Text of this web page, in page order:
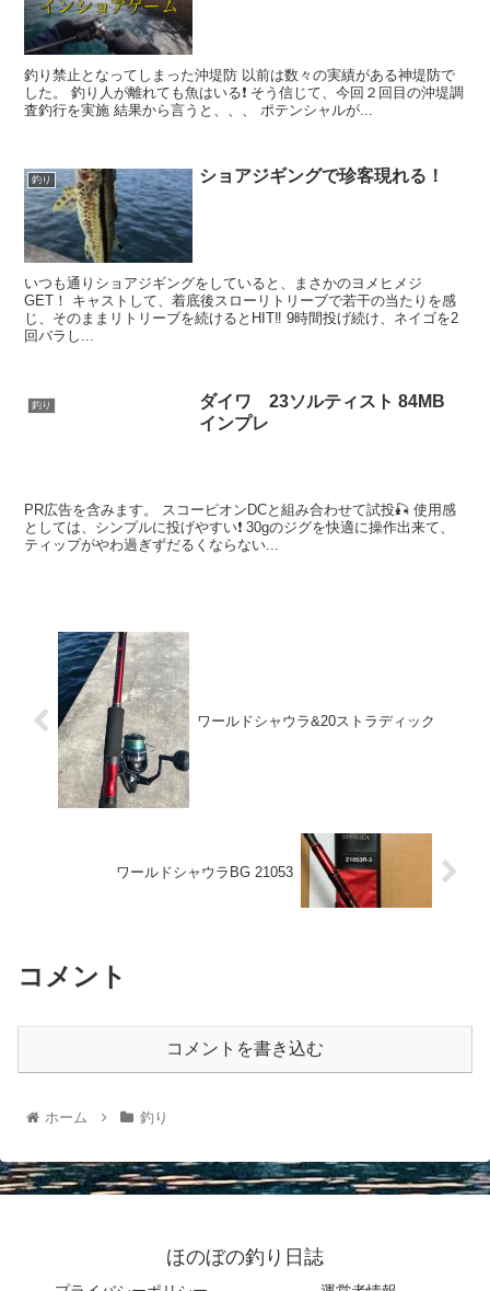
釣り禁止となってしまった沖堤防 以前は数々の実績がある神堤防で
した。 釣り人が離れても魚はいる❗️ そう信じて、今回２回目の沖堤調
査釣行を実施 結果から言うと、、、 ポテンシャルが...
釣り ショアジギングで珍客現れる！
いつも通りショアジギングをしていると、まさかのヨメヒメジ
GET！ キャストして、着底後スローリトリーブで若干の当たりを感
じ、そのままリトリーブを続けるとHIT‼️ 9時間投げ続け、ネイゴを2
回バラし...
釣り
ダイワ 23ソルティスト 84MB
インプレ
PR広告を含みます。 スコーピオンDCと組み合わせて試投🎣 使用感
としては、シンプルに投げやすい❗️ 30gのジグを快適に操作出来て、
ティップがやわ過ぎずだるくならない...
ワールドシャウラ&20ストラディック
ワールドシャウラBG 21053
コメント
コメントを書き込む
ホーム 釣り
ほのぼの釣り日誌